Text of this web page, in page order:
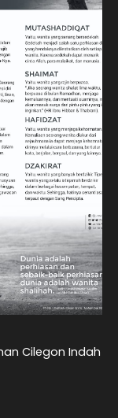
Cilegon Indah